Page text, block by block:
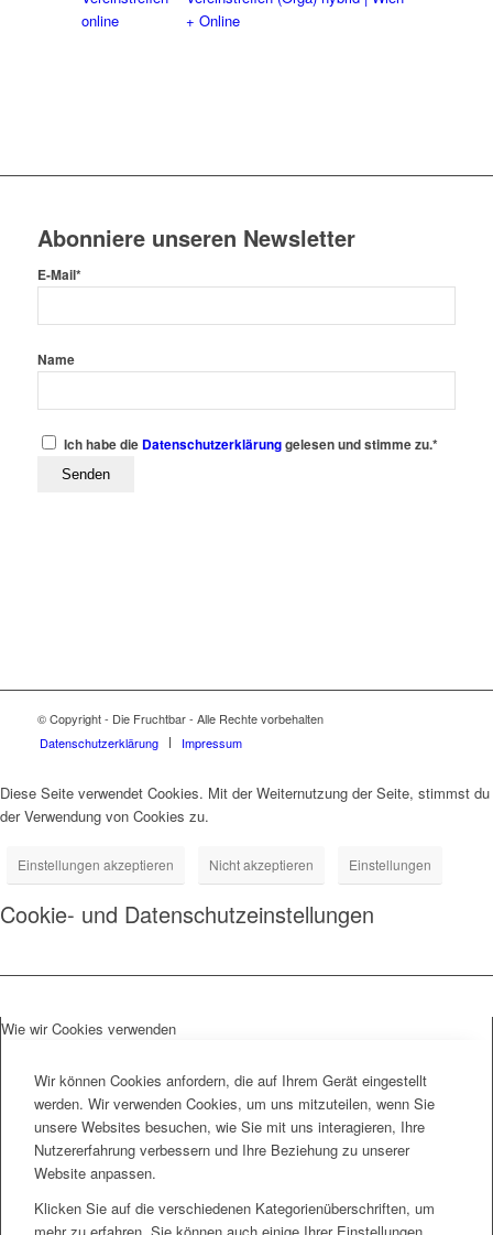
online
+ Online
Abonniere unseren Newsletter
E-Mail*
Name
Ich habe die Datenschutzerklärunggelesen und stimme zu.*
© Copyright - Die Fruchtbar - Alle Rechte vorbehalten
Datenschutz­erklärung
Impressum
Diese Seite verwendet Cookies. Mit der Weiternutzung der Seite, stimmst du
der Verwendung von Cookies zu.
Einstellungen akzeptieren Nicht akzeptieren Einstellungen
Cookie- und Datenschutzeinstellungen
Wie wir Cookies verwenden
Wir können Cookies anfordern, die auf Ihrem Gerät eingestellt
werden. Wir verwenden Cookies, um uns mitzuteilen, wenn Sie
unsere Websites besuchen, wie Sie mit uns interagieren, Ihre
Nutzererfahrung verbessern und Ihre Beziehung zu unserer
Website anpassen.
Klicken Sie auf die verschiedenen Kategorienüberschriften, um